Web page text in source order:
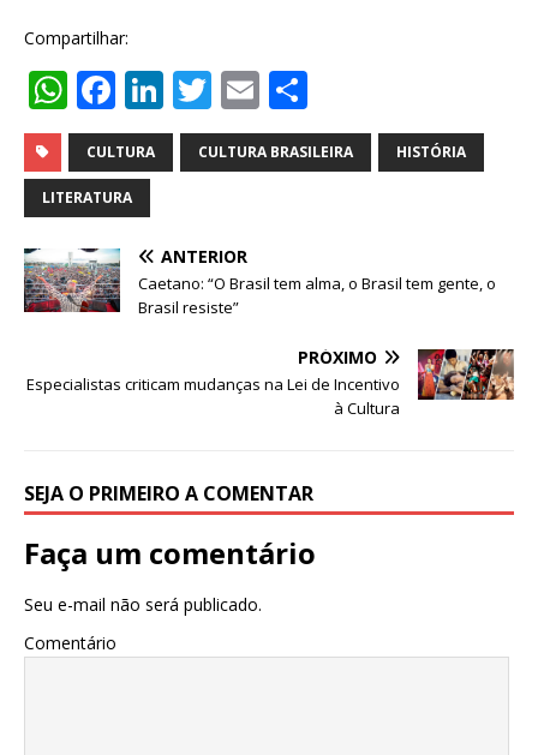
Compartilhar:
W
h
at
s
A
p
p
F
a
c
e
b
o
o
Li
n
k
dI
n
T
w
it
r
E
m
ai
h
ar
CULTURA CULTURA BRASILEIRA HISTÓRIA
LITERATURA
ANTERIOR
Caetano: “O Brasil tem alma, o Brasil tem gente, o
Brasil resiste”
PRÓXIMO
Especialistas criticam mudanças na Lei de Incentivo
à Cultura
SEJA O PRIMEIRO A COMENTAR
Faça um comentário
Seu e-mail não será publicado.
Comentário